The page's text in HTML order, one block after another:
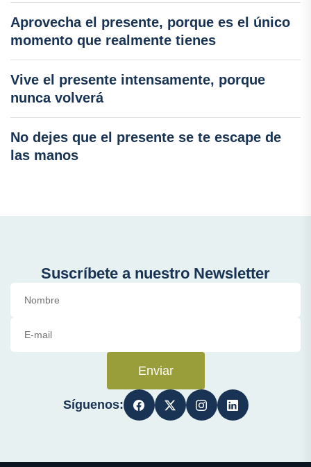
Aprovecha el presente, porque es el único
momento que realmente tienes
Vive el presente intensamente, porque
nunca volverá
No dejes que el presente se te escape de
las manos
Suscríbete a nuestro Newsletter
Enviar
Síguenos: